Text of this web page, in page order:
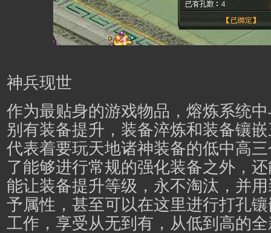
神兵现世
作为最贴身的游戏物品，熔炼系统
别有装备提升，装备淬炼和装备镶
代表着要玩天地诸神装备的低中高
了能够进行常规的强化装备之外，
能让装备提升等级，永不淘汰，并
予属性，甚至可以在这里进行打孔
工作，享受从无到有，从低到高的